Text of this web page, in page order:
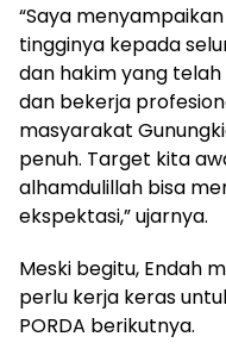
“Saya
tingginya kepada
dan hakim yang
dan bekerja
masyarakat
penuh. Target kita
alhamdulillah bisa
ekspektasi,” ujarnya.
Meski begitu, Endah
perlu kerja keras
PORDA berikutnya.